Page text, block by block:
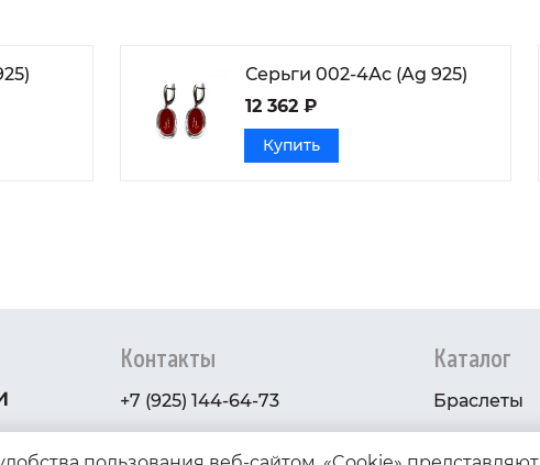
Серьги 002-4Ас (Ag 925)
12 362 ₽
Купить
Контакты
+7 (925) 144-64-73
Каталог
Браслеты